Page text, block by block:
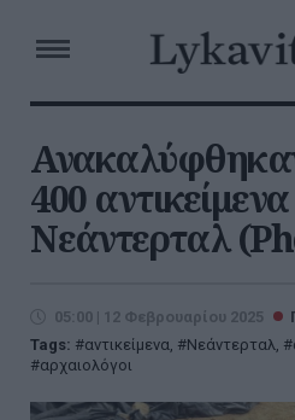
400
Νεάντερταλ
05:00 | 12 Φεβρουαρίου 2025
Tags:
αντικείμενα, Νεάντερταλ,
αρχαιολόγοι